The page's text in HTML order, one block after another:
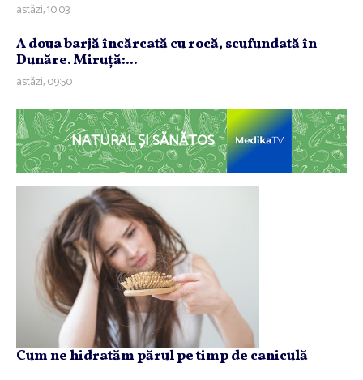
astăzi, 10:03
A doua barjă încărcată cu rocă, scufundată în
Dunăre. Miruţă:...
astăzi, 09:50
NATURAL ȘI SĂNĂTOS
Cum ne hidratăm părul pe timp de caniculă